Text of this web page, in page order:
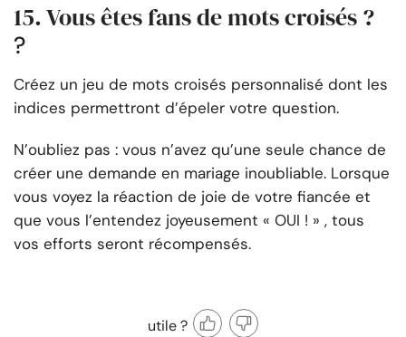
15. Vous êtes fans de mots croisés ?
?
Créez un jeu de mots croisés personnalisé dont les
indices permettront d’épeler votre question.
N’oubliez pas : vous n’avez qu’une seule chance de
créer une demande en mariage inoubliable. Lorsque
vous voyez la réaction de joie de votre fiancée et
que vous l’entendez joyeusement « OUI ! » , tous
vos efforts seront récompensés.
utile ?